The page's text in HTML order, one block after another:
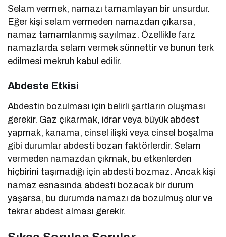
Selam vermek, namazı tamamlayan bir unsurdur.
Eğer kişi selam vermeden namazdan çıkarsa,
namaz tamamlanmış sayılmaz. Özellikle farz
namazlarda selam vermek sünnettir ve bunun terk
edilmesi mekruh kabul edilir.
Abdeste Etkisi
Abdestin bozulması için belirli şartların oluşması
gerekir. Gaz çıkarmak, idrar veya büyük abdest
yapmak, kanama, cinsel ilişki veya cinsel boşalma
gibi durumlar abdesti bozan faktörlerdir. Selam
vermeden namazdan çıkmak, bu etkenlerden
hiçbirini taşımadığı için abdesti bozmaz. Ancak kişi
namaz esnasında abdesti bozacak bir durum
yaşarsa, bu durumda namazı da bozulmuş olur ve
tekrar abdest alması gerekir.